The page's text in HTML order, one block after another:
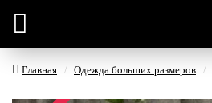
Главная Одежда больших размеров